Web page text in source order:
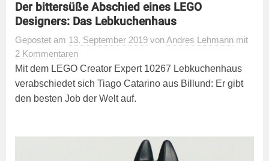
Der bittersüße Abschied eines LEGO
Designers: Das Lebkuchenhaus
Gepostet am 13. September 2019 vonAndres Lehmann mit
2 Kommentaren
Mit dem LEGO Creator Expert 10267 Lebkuchenhaus
verabschiedet sich Tiago Catarino aus Billund: Er gibt
den besten Job der Welt auf.